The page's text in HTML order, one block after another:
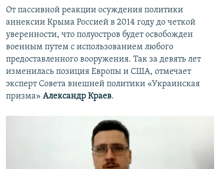
От пассивной реакции осуждения политики
аннексии Крыма Россией в 2014 году до четкой
уверенности, что полуостров будет освобожден
военным путем с использованием любого
предоставленного вооружения. Так за девять лет
изменилась позиция Европы и США, отмечает
эксперт Совета внешней политики «Украинская
призма» Александр Краев.